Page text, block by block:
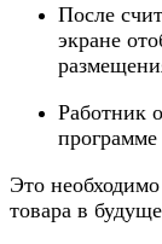
После
экране
Работник
программе
Это
товара в